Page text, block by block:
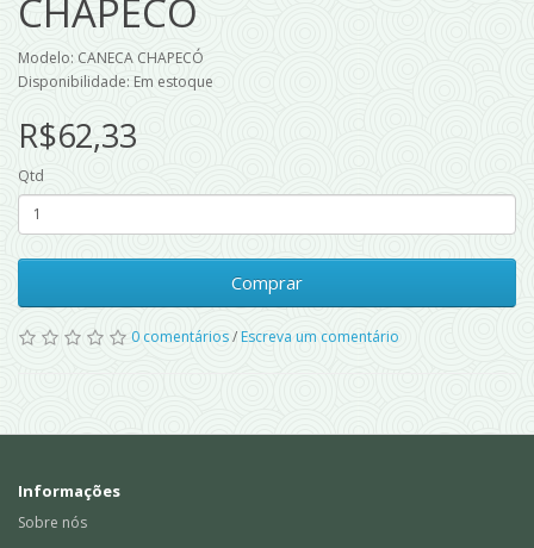
CHAPECÓ
Modelo: CANECA CHAPECÓ
Disponibilidade: Em estoque
R$62,33
Qtd
Comprar
0 comentários/Escreva um comentário
Informações
Sobre nós